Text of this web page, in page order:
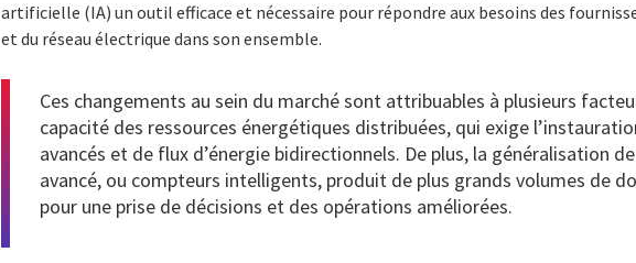
artificielle (IA) un outil efficace et nécessaire pour répondre aux besoins des
et du réseau électrique dans son ensemble.
Ces changements au sein du marché sont attribuables à plusieurs
capacité des ressources énergétiques distribuées, qui exige
avancés et de flux d’énergie bidirectionnels. De plus, la généralisation
avancé, ou compteurs intelligents, produit de plus grands volumes de
pour une prise de décisions et des opérations améliorées.